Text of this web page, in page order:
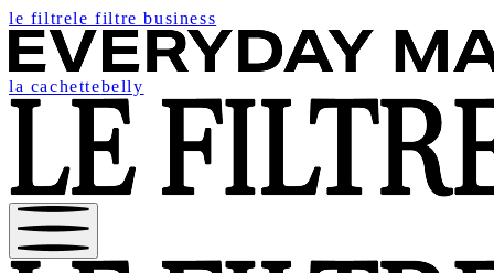
le filtrele filtre business
la cachettebelly